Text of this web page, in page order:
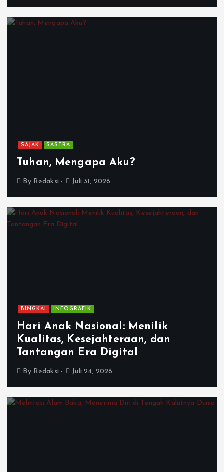
SAJAK SASTRA
Tuhan, Mengapa Aku?
By Redaksi Juli 31, 2026
BINGKAI INFOGRAFIK
Hari Anak Nasional: Menilik
Kualitas, Kesejahteraan, dan
Tantangan Era Digital
By Redaksi Juli 24, 2026